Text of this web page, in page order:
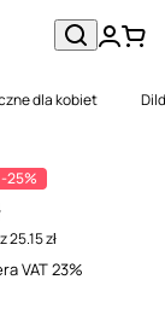
dla kobiet
-25%
25.15 zł
VAT 23%